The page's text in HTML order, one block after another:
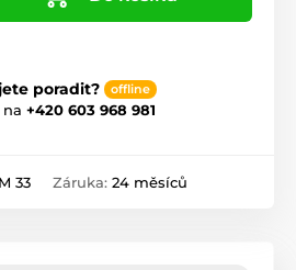
poradit? offline
+420 603 968 981
33 Záruka: 24 měsíců